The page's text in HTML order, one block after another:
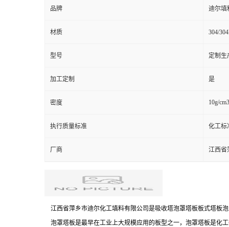
品牌 迪尔填
材质 304/
型号 定制生
加工定制 是
密度 10g/cm3
执行质量标准 化工标
厂商 江西省
江西省萍乡市迪尔化工填料有限公司是吸收塔泡罩塔板板式塔板
泡罩塔板是最早在工业上大规模应用的板型之一，泡罩塔板是化